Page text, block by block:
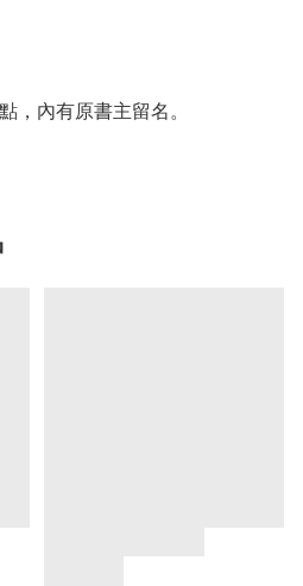
，內有原書主留名。